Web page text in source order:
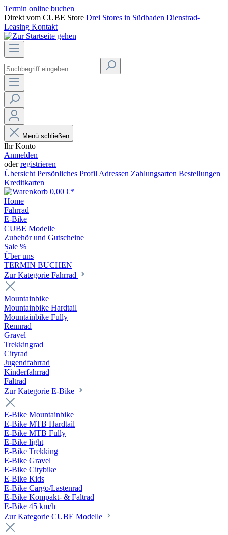
Termin online buchen
Direkt vom CUBE Store Drei Stores in Südbaden Dienstrad-
Leasing Kontakt
Menü schließen
Ihr Konto
Anmelden
oderregistrieren
Übersicht Persönliches Profil Adressen Zahlungsarten Bestellungen
Kreditkarten
0,00 €*
Home
Fahrrad
E-Bike
CUBE Modelle
Zubehör und Gutscheine
Sale %
Über uns
TERMIN BUCHEN
Zur Kategorie Fahrrad
Mountainbike
Mountainbike Hardtail
Mountainbike Fully
Rennrad
Gravel
Trekkingrad
Cityrad
Jugendfahrrad
Kinderfahrrad
Faltrad
Zur Kategorie E-Bike
E-Bike Mountainbike
E-Bike MTB Hardtail
E-Bike MTB Fully
E-Bike light
E-Bike Trekking
E-Bike Gravel
E-Bike Citybike
E-Bike Kids
E-Bike Cargo/Lastenrad
E-Bike Kompakt- & Faltrad
E-Bike 45 km/h
Zur Kategorie CUBE Modelle